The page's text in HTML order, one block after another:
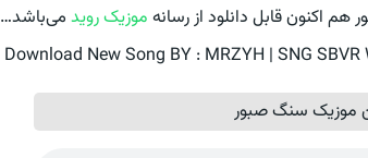
اکنون قابل دانلود از رسانه موزیک رویدمی‌باشد…
Download New Song BY : MRZYH | SNG
موزیک سنگ صبور